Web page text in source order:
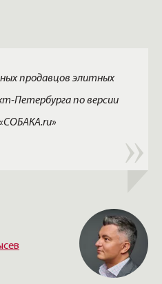
продавцов элитных
Петербурга по версии